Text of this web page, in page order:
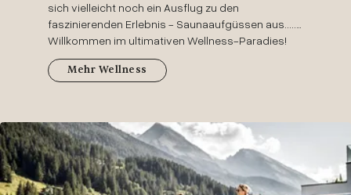
sich vielleicht noch ein Ausflug zu den
faszinierenden Erlebnis - Saunaaufgüssen aus.....…
Willkommen im ultimativen Wellness-Paradies!
Mehr Wellness